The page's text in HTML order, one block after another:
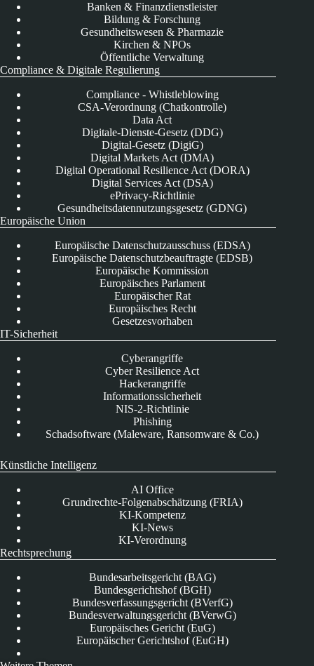
Banken & Finanzdienstleister
Bildung & Forschung
Gesundheitswesen & Pharmazie
Kirchen & NPOs
Öffentliche Verwaltung
Compliance & Digitale Regulierung
Compliance - Whistleblowing
CSA-Verordnung (Chatkontrolle)
Data Act
Digitale-Dienste-Gesetz (DDG)
Digital-Gesetz (DigiG)
Digital Markets Act (DMA)
Digital Operational Resilience Act (DORA)
Digital Services Act (DSA)
ePrivacy-Richtlinie
Gesundheitsdatennutzungsgesetz (GDNG)
Europäische Union
Europäische Datenschutzausschuss (EDSA)
Europäische Datenschutzbeauftragte (EDSB)
Europäische Kommission
Europäisches Parlament
Europäischer Rat
Europäisches Recht
Gesetzesvorhaben
IT-Sicherheit
Cyberangriffe
Cyber Resilience Act
Hackerangriffe
Informationssicherheit
NIS-2-Richtlinie
Phishing
Schadsoftware (Maleware, Ransomware & Co.)
Künstliche Intelligenz
AI Office
Grundrechte-Folgenabschätzung (FRIA)
KI-Kompetenz
KI-News
KI-Verordnung
Rechtsprechung
Bundesarbeitsgericht (BAG)
Bundesgerichtshof (BGH)
Bundesverfassungsgericht (BVerfG)
Bundesverwaltungsgericht (BVerwG)
Europäisches Gericht (EuG)
Europäischer Gerichtshof (EuGH)